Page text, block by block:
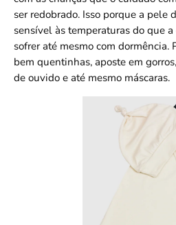
ser redobrado. Isso porque a pele
sensível às temperaturas do que
sofrer até mesmo com dormência.
bem quentinhas, aposte em
de ouvido e até mesmo máscaras.